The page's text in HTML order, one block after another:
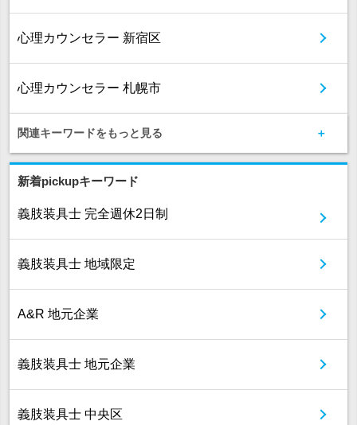
心理カウンセラー 新宿区
心理カウンセラー 札幌市
関連キーワードをもっと見る
新着pickupキーワード
義肢装具士 完全週休2日制
義肢装具士 地域限定
A&R 地元企業
義肢装具士 地元企業
義肢装具士 中央区